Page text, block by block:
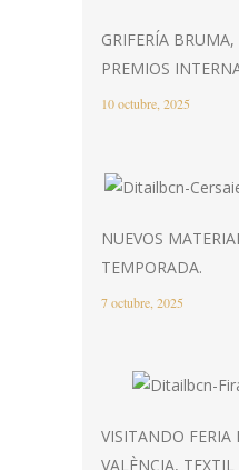
GRIFERÍA
PREMIOS
10 octubre, 2025
NUEVOS
TEMPORADA.
7 octubre, 2025
VISITANDO FERIA
VALÈNCIA, TEXTIL